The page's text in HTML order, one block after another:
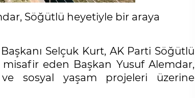
Söğütlü heyetiyle bir araya
Selçuk Kurt, AK Parti Söğütlü
eden Başkan Yusuf Alemdar,
sosyal yaşam projeleri üzerine